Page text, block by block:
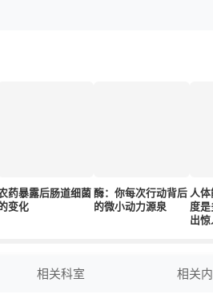
药暴露后肠道细菌
变化
酶：你每次行动背后
的微小动力源泉
人体
度是
出
相关科室 相关